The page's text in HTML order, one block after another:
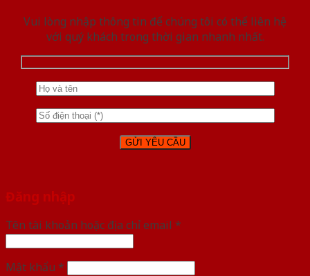
Vui lòng nhập thông tin để chúng tôi có thể liên hệ
với quý khách trong thời gian nhanh nhất.
Đăng nhập
Tên tài khoản hoặc địa chỉ email *
Mật khẩu *